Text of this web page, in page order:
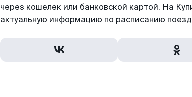
через кошелек или банковской картой. На
актуальную информацию по расписанию